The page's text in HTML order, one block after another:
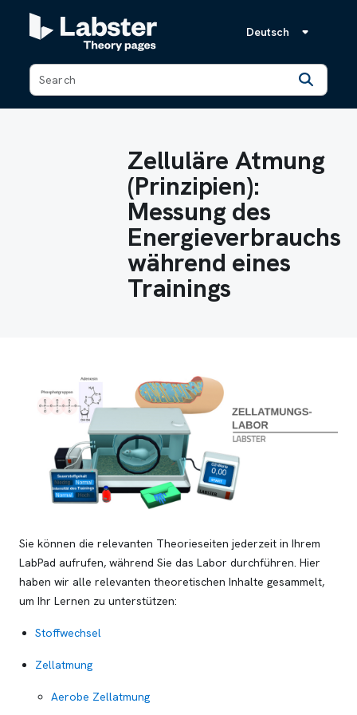
Deutsch
Back
Zelluläre Atmung
(Prinzipien):
Messung des
Energieverbrauchs
während eines
Trainings
Sie können die relevanten Theorieseiten jederzeit in Ihrem
LabPad aufrufen, während Sie das Labor durchführen. Hier
haben wir alle relevanten theoretischen Inhalte gesammelt,
um Ihr Lernen zu unterstützen:
Stoffwechsel
Zellatmung
Aerobe Zellatmung